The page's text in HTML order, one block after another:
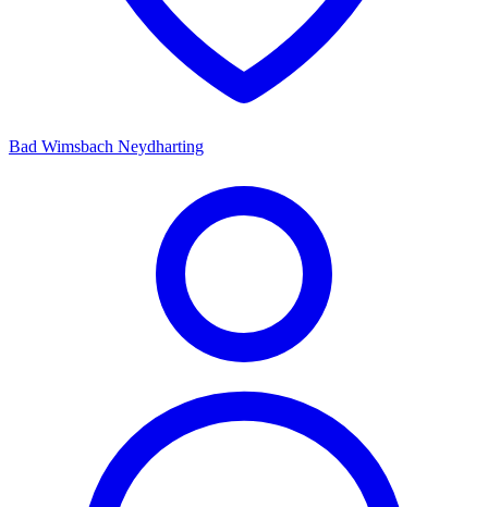
Bad Wimsbach Neydharting